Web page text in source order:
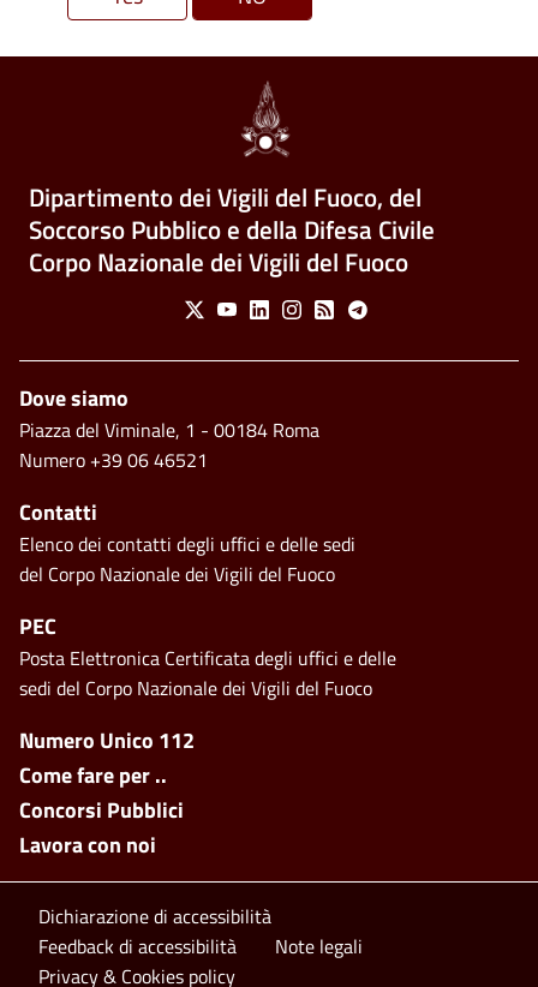
Dipartimento dei Vigili del Fuoco, del
Soccorso Pubblico e della Difesa Civile
Corpo Nazionale dei Vigili del Fuoco
Social Menu
X YoutubeLinkedinInstagram
Feed Telegram
Footer side menu
Numero Unico 112
Come fare per ..
Concorsi Pubblici
Lavora con noi
Piè di pagina
Dove siamo
Piazza del Viminale, 1 - 00184 Roma
Numero +39 06 46521
Contatti
Elenco dei contatti degli uffici e delle sedi
del Corpo Nazionale dei Vigili del Fuoco
PEC
Posta Elettronica Certificata degli uffici e delle
sedi del Corpo Nazionale dei Vigili del Fuoco
Footer bottom
Dichiarazione di accessibilità
Feedback di accessibilità
Note legali
Privacy & Cookies policy